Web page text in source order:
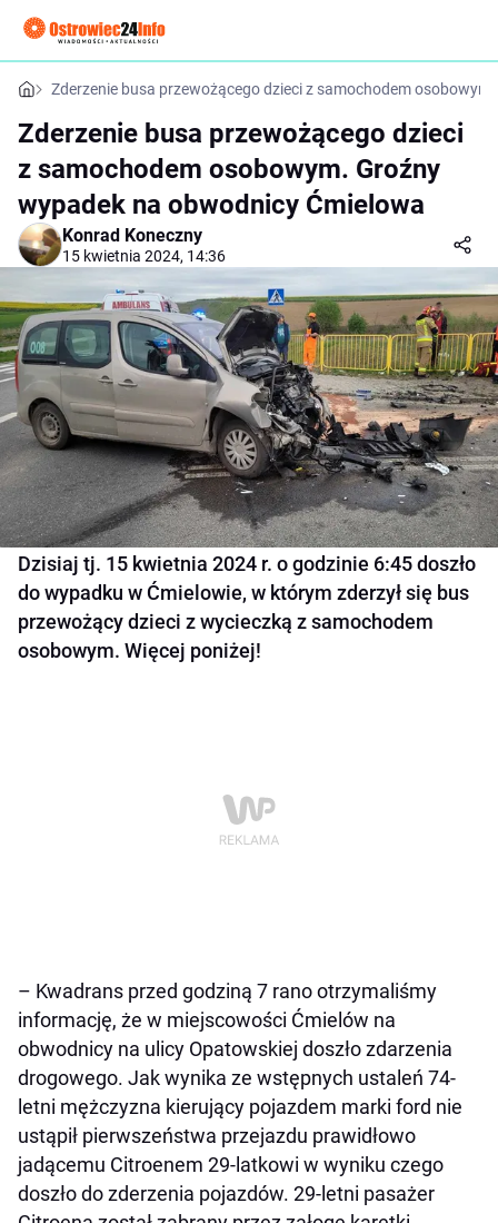
Zderzenie busa przewożącego dzieci z samochodem
Zderzenie busa przewożącego dzieci
z samochodem osobowym. Groźny
wypadek na obwodnicy Ćmielowa
Konrad Koneczny
15 kwietnia 2024, 14:36
Dzisiaj tj. 15 kwietnia 2024 r. o godzinie 6:45 doszło
do wypadku w Ćmielowie, w którym zderzył się bus
przewożący dzieci z wycieczką z samochodem
osobowym. Więcej poniżej!
– Kwadrans przed godziną 7 rano otrzymaliśmy
informację, że w miejscowości Ćmielów na
obwodnicy na ulicy Opatowskiej doszło zdarzenia
drogowego. Jak wynika ze wstępnych ustaleń 74-
letni mężczyzna kierujący pojazdem marki ford nie
ustąpił pierwszeństwa przejazdu prawidłowo
jadącemu Citroenem 29-latkowi w wyniku czego
doszło do zderzenia pojazdów. 29-letni pasażer